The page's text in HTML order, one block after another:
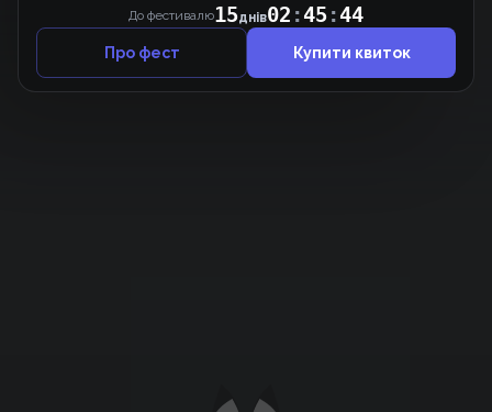
крутих нововведень
До фестивалю15днів02 :45:43
Про фест Купити квиток